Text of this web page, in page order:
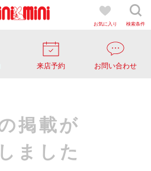
お気に入り 検索条件
来店予約 お問い合わせ
掲載が
ました